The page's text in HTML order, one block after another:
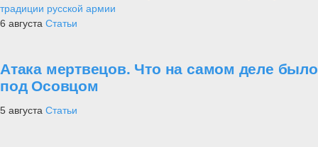
традиции русской армии
6 августа Статьи
Атака мертвецов. Что на самом деле было
под Осовцом
5 августа Статьи